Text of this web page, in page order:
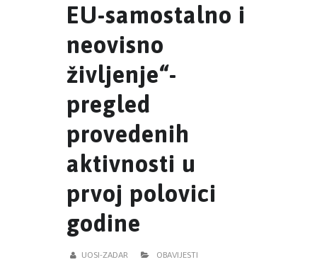
EU-samostalno i
neovisno
življenje“-
pregled
provedenih
aktivnosti u
prvoj polovici
godine
UOSI-ZADAR OBAVIJESTI